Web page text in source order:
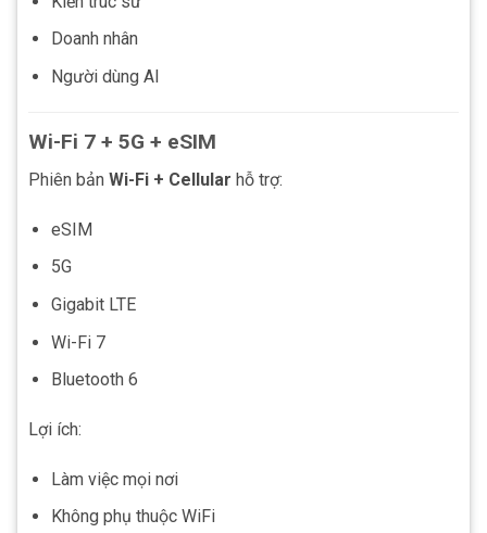
Doanh nhân
Người dùng AI
Wi-Fi 7 + 5G + eSIM
Phiên bản Wi-Fi + Cellular hỗ trợ:
eSIM
5G
Gigabit LTE
Wi-Fi 7
Bluetooth 6
Lợi ích:
Làm việc mọi nơi
Không phụ thuộc WiFi